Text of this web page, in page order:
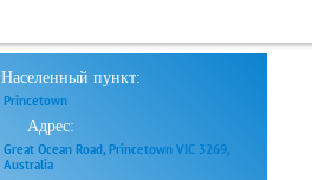
Населенный пункт:
Princetown
Адрес:
Great Ocean Road, Princetown VIC 3269,
Australia